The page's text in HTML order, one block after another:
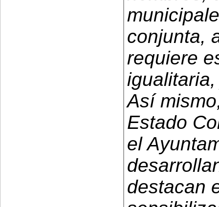
conjunta,
requiere
Así
Estado
el
destacan